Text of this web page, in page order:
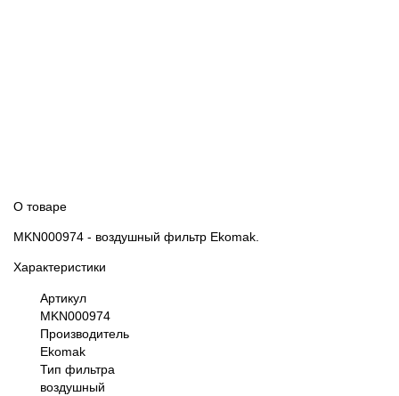
О товаре
MKN000974 - воздушный фильтр Ekomak.
Характеристики
Артикул
MKN000974
Производитель
Ekomak
Тип фильтра
воздушный